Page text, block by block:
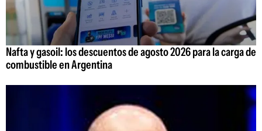
Nafta y gasoil: los descuentos de agosto 2026 para la carga de
combustible en Argentina